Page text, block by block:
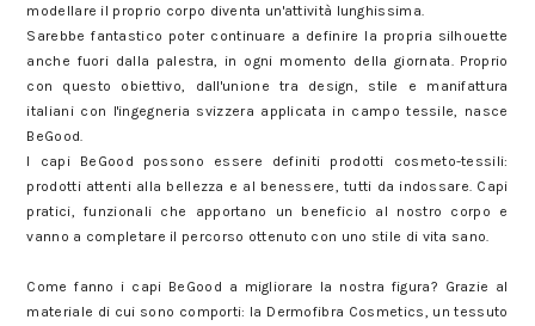
modellare il proprio corpo diventa un'attività lunghissima.
Sarebbe fantastico poter continuare a definire la propria silhouette
anche fuori dalla palestra, in ogni momento della giornata. Proprio
con questo obiettivo, dall'unione tra design, stile e manifattura
italiani con l'ingegneria svizzera applicata in campo tessile, nasce
BeGood.
I capi BeGood possono essere definiti prodotti cosmeto-tessili:
prodotti attenti alla bellezza e al benessere, tutti da indossare. Capi
pratici, funzionali che apportano un beneficio al nostro corpo e
vanno a completare il percorso ottenuto con uno stile di vita sano.
Come fanno i capi BeGood a migliorare la nostra figura? Grazie al
materiale di cui sono comporti: la Dermofibra Cosmetics, un tessuto